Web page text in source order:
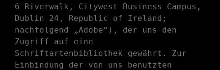
6 Riverwalk, Citywest Business Campus,
Dublin 24, Republic of Ireland;
nachfolgend „Adobe“), der uns den
Zugriff auf eine
Schriftartenbibliothek gewährt. Zur
Einbindung der von uns benutzten